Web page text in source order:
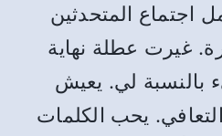
اجتماع المتحدثين
غيرت عطلة نهاية
بالنسبة لي. يعيش
يحب الكلمات